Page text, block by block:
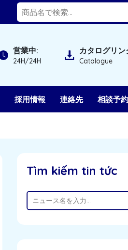
営業中:
24H/24H
カタログリン
Catalogue
採用情報 連絡先 相談予約
Tìm kiếm tin tức